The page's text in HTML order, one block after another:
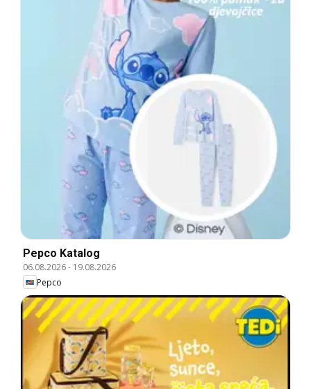
Pepco Katalog
06.08.2026- 19.08.2026
Pepco